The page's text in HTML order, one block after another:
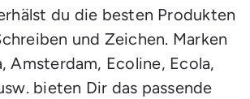
s
a
e
l
w
a
e
l
g
du die besten Produkten
und Zeichen. Marken
Amsterdam, Ecoline, Ecola,
bieten Dir das passende